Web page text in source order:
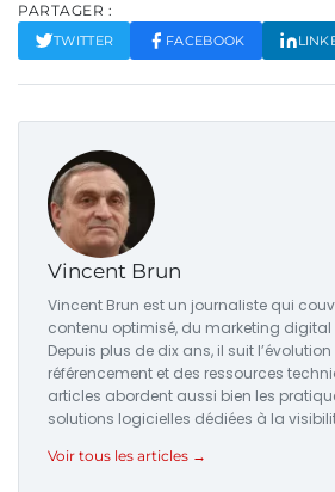
PARTAGER :
TWITTER FACEBOOK
Vincent Brun
Vincent Brun est un journaliste qui
contenu optimisé, du marketing digital
Depuis plus de dix ans, il suit
référencement et des ressources
articles abordent aussi bien les
solutions logicielles dédiées à la
Voir tous les articles →